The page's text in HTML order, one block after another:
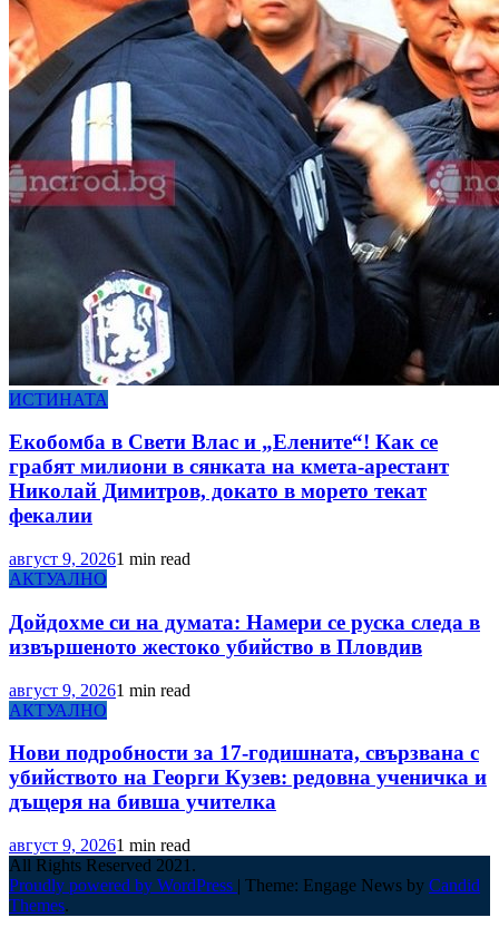
ИСТИНАТА
Екобомба в Свети Влас и „Елените“! Как се
грабят милиони в сянката на кмета-арестант
Николай Димитров, докато в морето текат
фекалии
август 9, 20261 min read
АКТУАЛНО
Дойдохме си на думата: Намери се руска следа в
извършеното жестоко убийство в Пловдив
август 9, 20261 min read
АКТУАЛНО
Нови подробности за 17-годишната, свързвана с
убийството на Георги Кузев: редовна ученичка и
дъщеря на бивша учителка
август 9, 20261 min read
All Rights Reserved 2021.
Proudly powered by WordPress | Theme: Engage News by Candid
Themes.